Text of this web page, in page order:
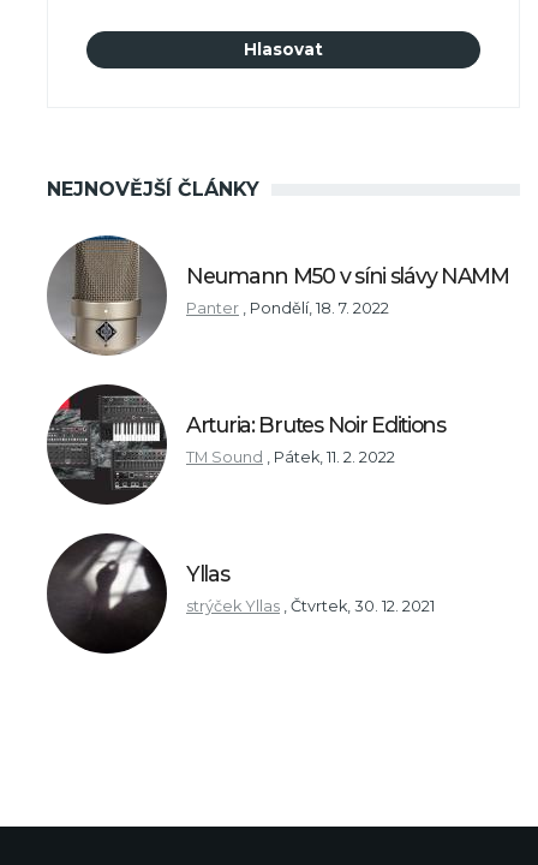
NEJNOVĚJŠÍ ČLÁNKY
Neumann M50 v síni slávy NAMM
Panter , Pondělí, 18. 7. 2022
Arturia: Brutes Noir Editions
TM Sound , Pátek, 11. 2. 2022
Yllas
strýček Yllas , Čtvrtek, 30. 12. 2021